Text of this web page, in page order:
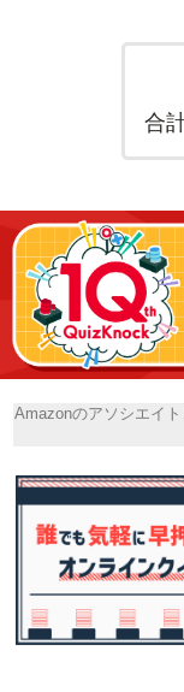
合
Amazonのアソシエイ